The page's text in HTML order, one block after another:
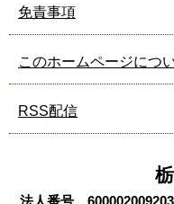
免責事項
このホームページにつ
RSS配信
法人番号